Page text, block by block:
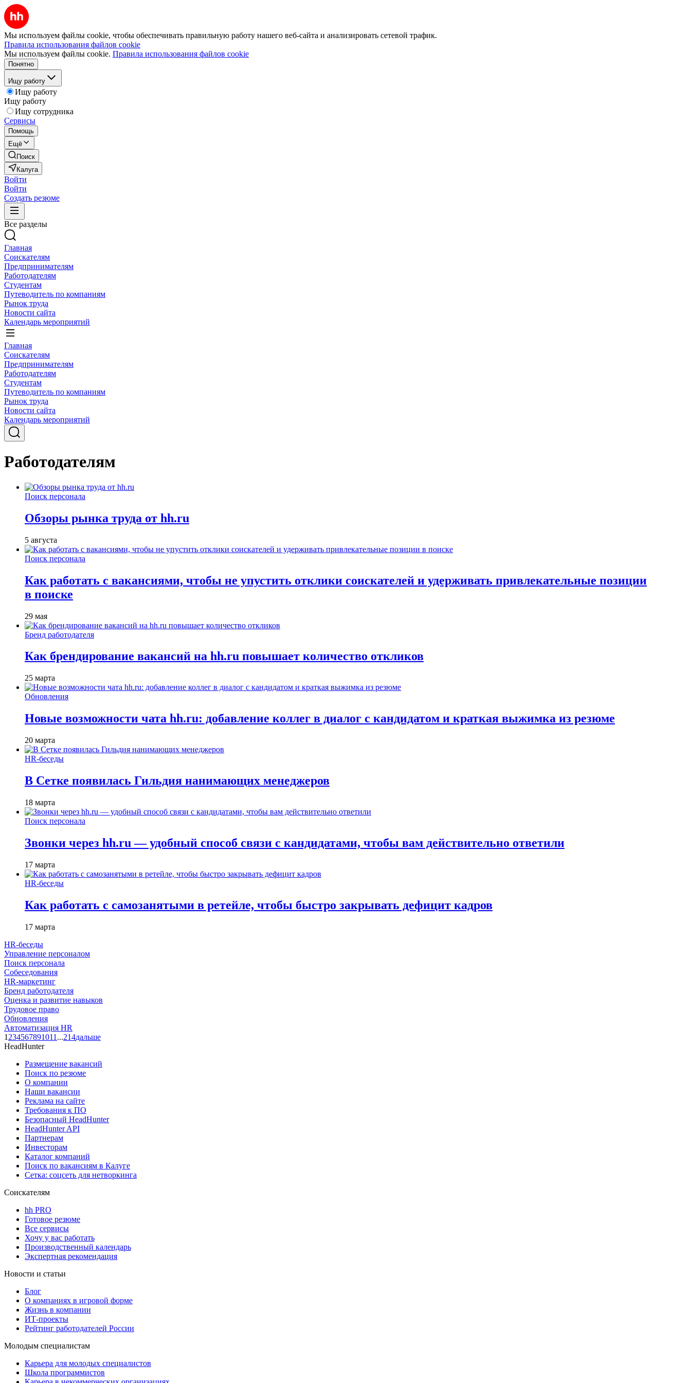
Мы используем файлы cookie, чтобы обеспечивать правильную работу нашего веб-сайта и анализировать сетевой трафик.
Правила использования файлов cookie
Мы используем файлы cookie. Правила использования файлов cookie
Понятно
Ищу работу
Ищу работу
Ищу работу
Ищу сотрудника
Сервисы
Помощь
Ещё
Поиск
Калуга
Войти
Войти
Создать резюме
Все разделы
Главная
Соискателям
Предпринимателям
Работодателям
Студентам
Путеводитель по компаниям
Рынок труда
Новости сайта
Календарь мероприятий
Главная
Соискателям
Предпринимателям
Работодателям
Студентам
Путеводитель по компаниям
Рынок труда
Новости сайта
Календарь мероприятий
Работодателям
Поиск персонала
Обзоры рынка труда от hh.ru
5 августа
Поиск персонала
Как работать с вакансиями, чтобы не упустить отклики соискателей и удерживать привлекательные позиции
в поиске
29 мая
Бренд работодателя
Как брендирование вакансий на hh.ru повышает количество откликов
25 марта
Обновления
Новые возможности чата hh.ru: добавление коллег в диалог с кандидатом и краткая выжимка из резюме
20 марта
HR-беседы
В Сетке появилась Гильдия нанимающих менеджеров
18 марта
Поиск персонала
Звонки через hh.ru — удобный способ связи с кандидатами, чтобы вам действительно ответили
17 марта
HR-беседы
Как работать с самозанятыми в ретейле, чтобы быстро закрывать дефицит кадров
17 марта
HR-беседы
Управление персоналом
Поиск персонала
Собеседования
HR-маркетинг
Бренд работодателя
Оценка и развитие навыков
Трудовое право
Обновления
Автоматизация HR
1 234567891011 ...214дальше
HeadHunter
Размещение вакансий
Поиск по резюме
О компании
Наши вакансии
Реклама на сайте
Требования к ПО
Безопасный HeadHunter
HeadHunter API
Партнерам
Инвесторам
Каталог компаний
Поиск по вакансиям в Калуге
Сетка: соцсеть для нетворкинга
Соискателям
hh PRO
Готовое резюме
Все сервисы
Хочу у вас работать
Производственный календарь
Экспертная рекомендация
Новости и статьи
Блог
О компаниях в игровой форме
Жизнь в компании
ИТ-проекты
Рейтинг работодателей России
Молодым специалистам
Карьера для молодых специалистов
Школа программистов